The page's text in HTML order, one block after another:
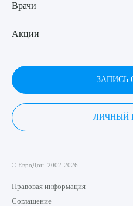
Врачи
Акции
ЗАПИСЬ
ЛИЧНЫЙ
© ЕвроДон, 2002-2026
Правовая информация
Соглашение